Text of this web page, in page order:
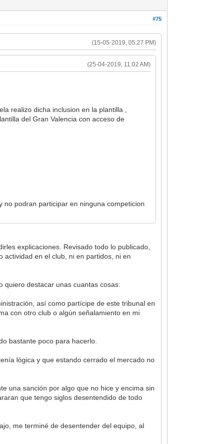
#75
(15-05-2019, 05:27 PM)
(25-04-2019, 11:02 AM)
realizo dicha inclusion en la plantilla ,
del Gran Valencia con acceso de
no podran participar en ninguna competicion
explicaciones. Revisado todo lo publicado,
en el club, ni en partidos, ni en
quiero destacar unas cuantas cosas:
así como partícipe de este tribunal en
con otro club o algún señalamiento en mi
bastante poco para hacerlo.
lógica y que estando cerrado el mercado no
una sanción por algo que no hice y encima sin
que tengo siglos desentendido de todo
me terminé de desentender del equipo, al